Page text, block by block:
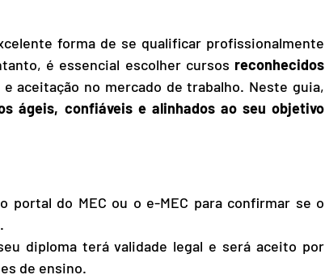
forma de se qualificar profissionalmente
é essencial escolher cursos reconhecidos
aceitação no mercado de trabalho. Neste guia,
ágeis, confiáveis e alinhados ao seu objetivo
portal do MEC ou o e-MEC para confirmar se o
diploma terá validade legal e será aceito por
de ensino.